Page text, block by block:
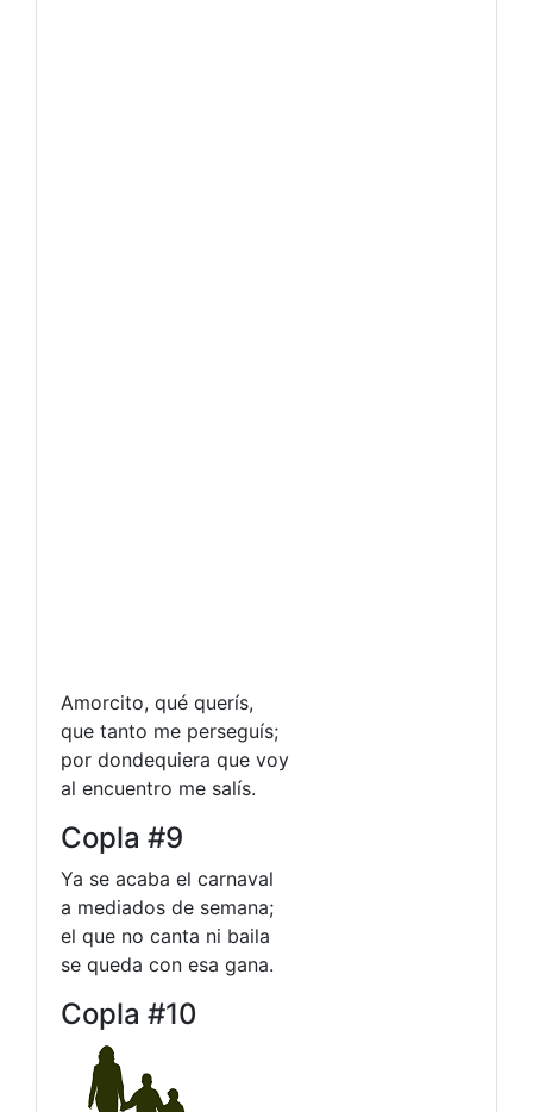
Amorcito, qué querís,
que tanto me perseguís;
por dondequiera que voy
al encuentro me salís.
Copla #9
Ya se acaba el carnaval
a mediados de semana;
el que no canta ni baila
se queda con esa gana.
Copla #10